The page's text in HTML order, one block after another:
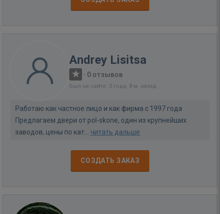
Andrey Lisitsa
· 0 отзывов
Был на сайте: 2 года, 8 м. назад
Работаю как частное лицо и как фирма с 1997 года
Предлагаем двери от pol-skone, один из крупнейших
заводов, цены по кат... читать дальше
СОЗДАТЬ ЗАКАЗ